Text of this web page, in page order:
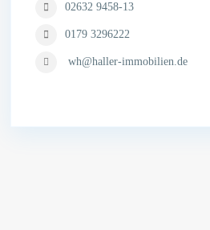
02632 9458-13
0179 3296222
wh@haller-immobilien.de